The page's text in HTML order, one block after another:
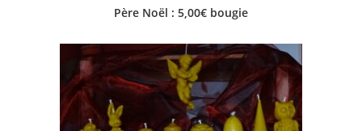
Père Noël : 5,00€ bougie